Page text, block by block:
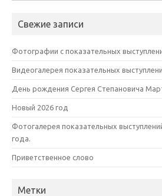
Свежие записи
Фотографии с показательных
Видеогалерея показательных
День рождения Сергея Степановича
Новый 2026 год
Фотогалерея показательных
года.
Приветственное слово
Метки